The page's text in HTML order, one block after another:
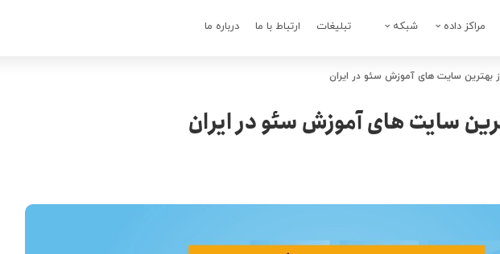
مراکز داده شبکه تبلیغات ارتباط با ما درباره ما